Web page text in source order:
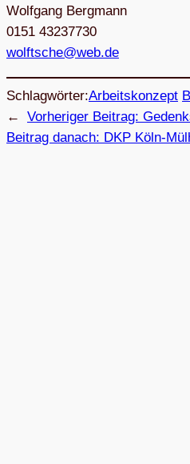
Wolf­gang Berg­mann
0151 43237730
ed.be
w@ehc
stflo
w
Schlagwörter:Arbeitskonzept
←
Vorheriger Beitrag:
Beitrag danach: DKP Köln-